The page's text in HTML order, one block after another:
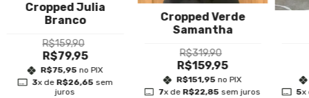
Cropped Julia
Branco
R$159,90
R$79,95
R$75,95 no PIX
3x de R$26,65 sem
juros
Cropped Verde
Samantha
R$319,90
R$159,95
R$151,95 no PIX
7x de R$22,85 sem juros 5x